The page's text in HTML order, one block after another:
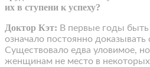
их в ступени к успеху?
Доктор Кэт: В первые годы
означало постоянно доказывать
Существовало едва уловимое,
женщинам не место в